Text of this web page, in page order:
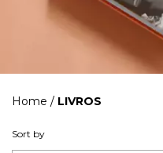
Home / LIVROS
Sort by